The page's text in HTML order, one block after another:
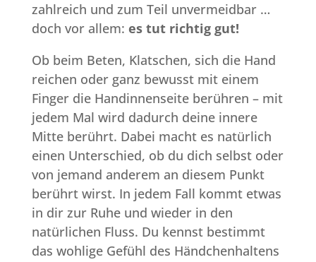
zahlreich und zum Teil unvermeidbar …
doch vor allem: es tut richtig gut!
Ob beim Beten, Klatschen, sich die Hand
reichen oder ganz bewusst mit einem
Finger die Handinnenseite berühren – mit
jedem Mal wird dadurch deine innere
Mitte berührt. Dabei macht es natürlich
einen Unterschied, ob du dich selbst oder
von jemand anderem an diesem Punkt
berührt wirst. In jedem Fall kommt etwas
in dir zur Ruhe und wieder in den
natürlichen Fluss. Du kennst bestimmt
das wohlige Gefühl des Händchenhaltens